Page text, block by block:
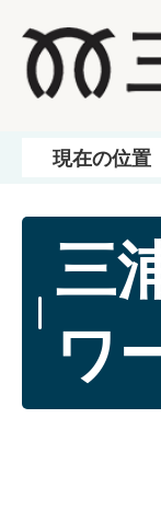
現在の位置
三
ワ